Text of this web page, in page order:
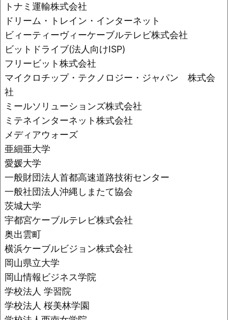
トナミ運輸株式会社
ドリーム・トレイン・インターネット
ビィーティーヴィーケーブルテレビ株式会社
ビットドライブ(法人向けISP)
フリービット株式会社
マイクロチップ・テクノロジー・ジャパン 株式会
社
ミールソリューションズ株式会社
ミテネインターネット株式会社
メディアウォーズ
亜細亜大学
愛媛大学
一般財団法人首都高速道路技術センター
一般社団法人沖縄しまたて協会
茨城大学
宇都宮ケーブルテレビ株式会社
奥出雲町
横浜ケーブルビジョン株式会社
岡山県立大学
岡山情報ビジネス学院
学校法人 学習院
学校法人 桜美林学園